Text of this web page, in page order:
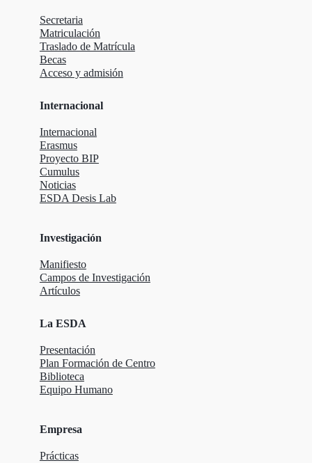
Secretaria
Matriculación
Traslado de Matrícula
Becas
Acceso y admisión
Internacional
Internacional
Erasmus
Proyecto BIP
Cumulus
Noticias
ESDA Desis Lab
Investigación
Manifiesto
Campos de Investigación
Artículos
La ESDA
Presentación
Plan Formación de Centro
Biblioteca
Equipo Humano
Empresa
Prácticas